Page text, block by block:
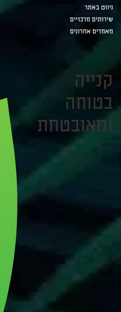
ניווט באתר
שירותים מרכזיים
מאמרים אחרונים
קנייה
בטוחה
ומאובטחת